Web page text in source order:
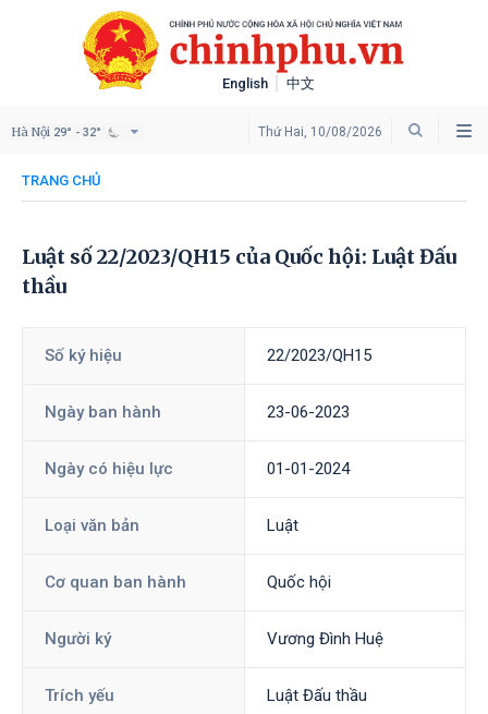
English 中文
Thứ Hai, 10/08/2026
Hà Nội 29° - 32°
TRANG CHỦ
Luật số 22/2023/QH15 của Quốc hội: Luật Đấu
thầu
Số ký hiệu 22/2023/QH15
Ngày ban hành 23-06-2023
Ngày có hiệu lực 01-01-2024
Loại văn bản Luật
Cơ quan ban hành Quốc hội
Người ký Vương Đình Huệ
Trích yếu Luật Đấu thầu